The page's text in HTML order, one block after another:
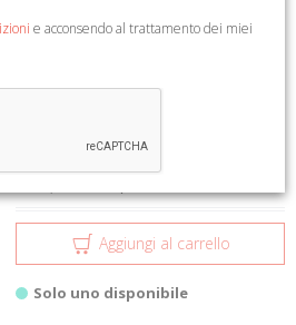
Aggiungi al carrello
Solo uno disponibile
e acconsendo al trattamento dei miei